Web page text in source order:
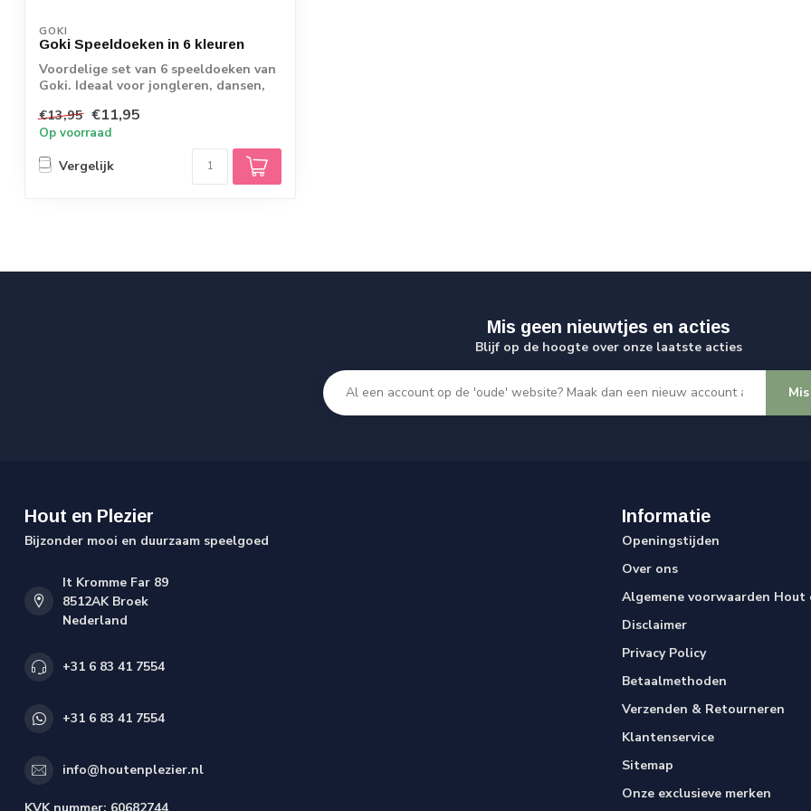
GOKI
Goki Speeldoeken in 6 kleuren
Voordelige set van 6 speeldoeken van
Goki. Ideaal voor jongleren, dansen,
€13,95 €11,95
Op voorraad
Vergelijk
Mis geen nieuwtjes en acties
Blijf op de hoogte over onze laatste acties
Hout en Plezier
Bijzonder mooi en duurzaam speelgoed
It Kromme Far 89
8512AK Broek
Nederland
+31 6 83 41 7554
+31 6 83 41 7554
info@houtenplezier.nl
Informatie
Openingstijden
Over ons
Algemene voorwaarden Hout
Disclaimer
Privacy Policy
Betaalmethoden
Verzenden & Retourneren
Klantenservice
Sitemap
Onze exclusieve merken